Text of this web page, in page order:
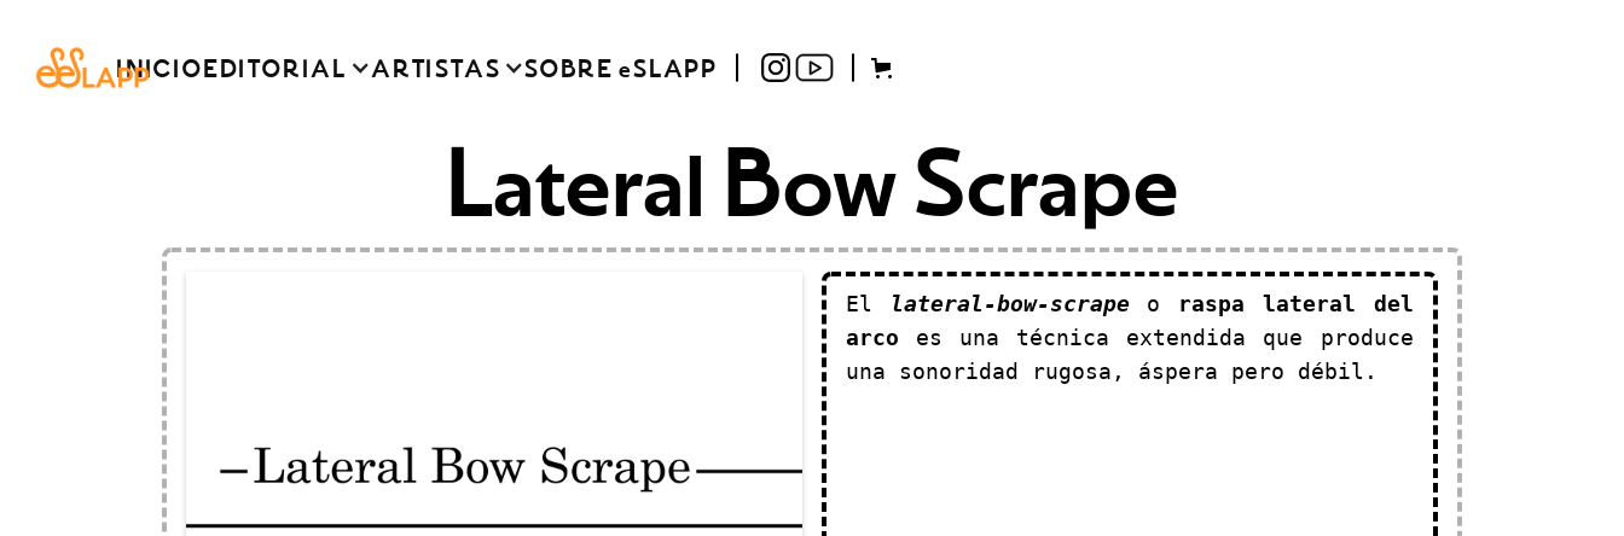
INICIOEDITORIAL ARTISTAS SOBRE eSLAPP
Lateral Bow Scrape
El lateral-bow-scrape o raspa lateral del
arco es una técnica extendida que produce
una sonoridad rugosa, áspera pero débil.